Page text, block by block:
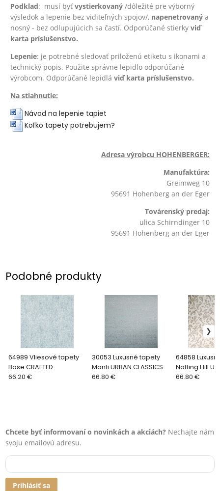
Podklad: musí byťvystierkovaný /dôležité pre výborný
výsledok a lepenie bez viditeľných spojov/, napenetrovaný a
nosný - bez odlupujúcich sa častí. Odporúčané stierkyviď
karta príslušenstvo.
Lepenie: je potrebné sledovať priloženú etiketu s ikonami a
technický popis. Použite správne lepidlo odporúčané
výrobcom. Odporúčané lepidláviď karta príslušenstvo.
Na stiahnutie:
Návod na lepenie tapiet
Koľko tapety potrebujem?
Adresa výrobcu HOHENBERGER:
Manufaktúra:
Greimweg 10
95691 Hohenberg an der Eger
Továrenský predaj:
ulica Schirndinger 10
95691 Hohenberg an der Eger
Podobné produkty
64989 Vliesové tapety
Base CRAFTED
66.20 €
30053 Luxusné tapety
Monti URBAN CLASSICS
66.80 €
64858
Notting Hill
CLASSICS
66.80 €
Chcete byť informovaní o novinkách a akciách? Nechajte nám
svoju emailovú adresu.
Prihlásiť sa